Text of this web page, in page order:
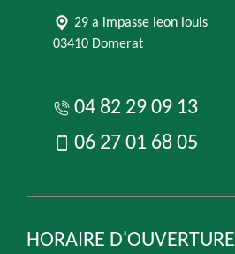
29 a impasse leon louis
03410 Domerat
04 82 29 09 13
06 27 01 68 05
HORAIRE D'OUVERTURE